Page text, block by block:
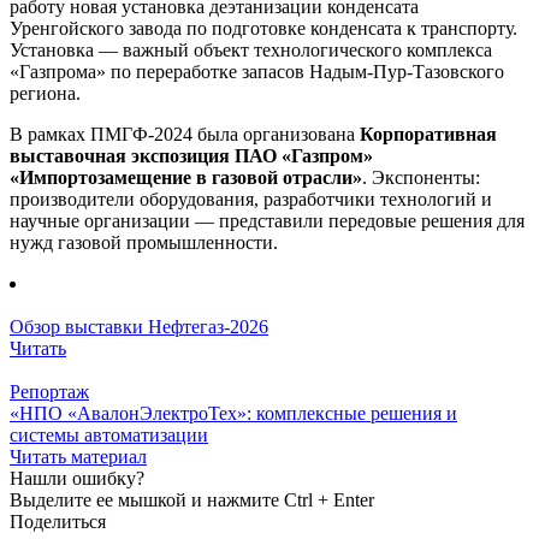
работу новая установка деэтанизации конденсата
Уренгойского завода по подготовке конденсата к транспорту.
Установка — важный объект технологического комплекса
«Газпрома» по переработке запасов Надым-Пур-Тазовского
региона.
В рамках ПМГФ-2024 была организована Корпоративная
выставочная экспозиция ПАО «Газпром»
«Импортозамещение в газовой отрасли». Экспоненты:
производители оборудования, разработчики технологий и
научные организации — представили передовые решения для
нужд газовой промышленности.
Обзор выставки Нефтегаз-2026
Читать
Репортаж
«НПО «АвалонЭлектроТех»: комплексные решения и
системы автоматизации
Читать материал
Нашли ошибку?
Выделите ее мышкой и нажмите Ctrl + Enter
Поделиться